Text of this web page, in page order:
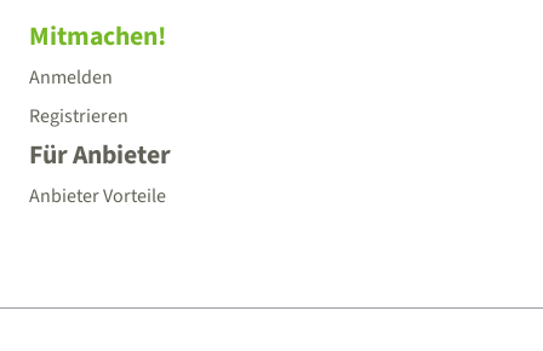
Mitmachen!
Anmelden
Registrieren
Für Anbieter
Anbieter Vorteile